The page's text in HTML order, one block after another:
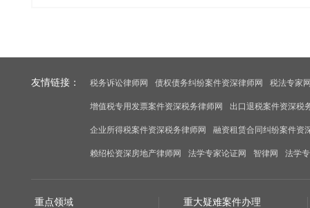
友情链接： 税务诉讼律师网 债权债务纠纷案件资深律师网 税法专家
增值税专用发票案件资深税务律师网 出口退税案件资深税
企业所得税案件资深税务律师网 融资租赁合同纠纷案件资
赖绍松资深房地产律师网 法学专家论证网 智律网 法学
重点领域 重大疑难案件办理